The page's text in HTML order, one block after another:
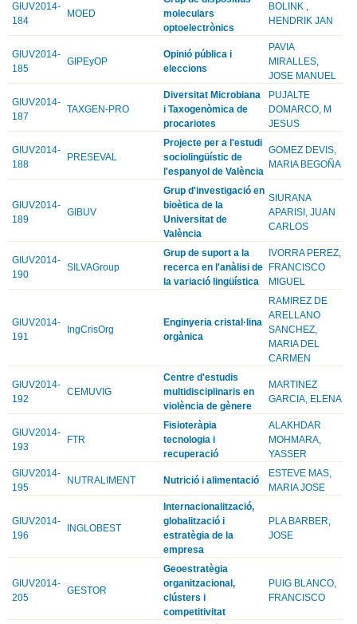
GIUV2014-
184
MOED
moleculars
optoelectrònics
BOLINK ,
HENDRIK JAN
GIUV2014-
185
GIPEyOP
Opinió pública i
eleccions
PAVIA
MIRALLES,
JOSE MANUEL
GIUV2014-
187
TAXGEN-PRO
Diversitat Microbiana
i Taxogenòmica de
procariotes
PUJALTE
DOMARCO, M
JESUS
GIUV2014-
188
PRESEVAL
Projecte per a l'estudi
sociolingüístic de
l'espanyol de València
GOMEZ DEVIS,
MARIA BEGOÑA
GIUV2014-
189
GIBUV
Grup d'investigació en
bioètica de la
Universitat de
València
SIURANA
APARISI, JUAN
CARLOS
GIUV2014-
190
SILVAGroup
Grup de suport a la
recerca en l'anàlisi de
la variació lingüística
IVORRA PEREZ,
FRANCISCO
MIGUEL
GIUV2014-
191
IngCrisOrg
Enginyeria cristal·lina
orgànica
RAMIREZ DE
ARELLANO
SANCHEZ,
MARIA DEL
CARMEN
GIUV2014-
192
CEMUVIG
Centre d'estudis
multidisciplinaris en
violència de gènere
MARTINEZ
GARCIA, ELENA
GIUV2014-
193
FTR
Fisioteràpia
tecnologia i
recuperació
ALAKHDAR
MOHMARA,
YASSER
GIUV2014-
195
NUTRALIMENT Nutrició i alimentació
ESTEVE MAS,
MARIA JOSE
GIUV2014-
196
INGLOBEST
Internacionalització,
globalització i
estratègia de la
empresa
PLA BARBER,
JOSE
GIUV2014-
205
GESTOR
Geoestratègia
organitzacional,
clústers i
competitivitat
PUIG BLANCO,
FRANCISCO